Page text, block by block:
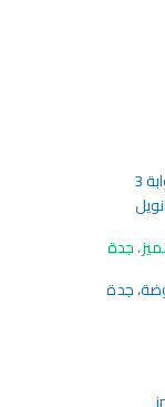
3
جدة
جدة